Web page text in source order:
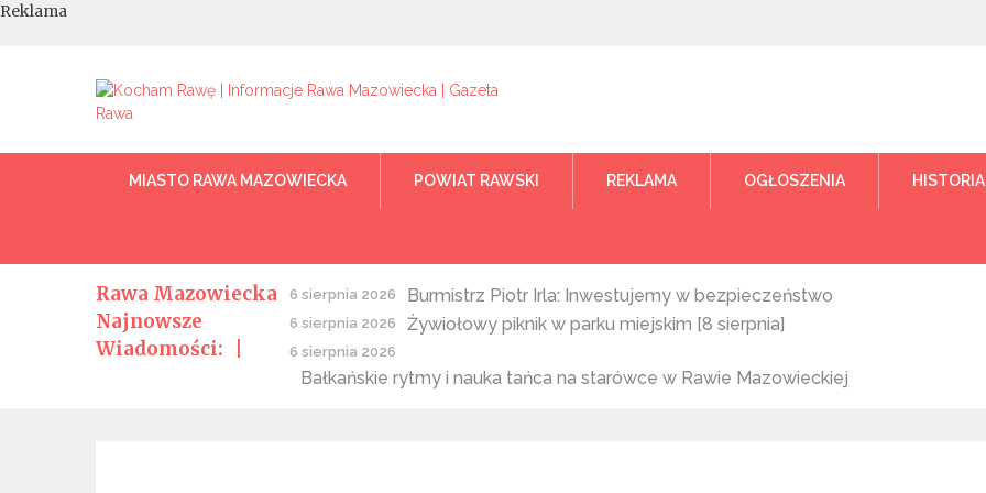
Skip
Reklama
Kocham Rawę | Informacje Rawa Mazowiecka | Gazeta
Kocham Rawę | Wiadomości Rawa Mazowiecka | Gazeta Kocham Rawę | Ogłoszenia Rawa | Biała Rawska
MIASTO RAWA MAZOWIECKA POWIAT RAWSKI REKLAMA OGŁOSZENIA HISTORIA
Rawa Mazowiecka
Najnowsze
Wiadomości:
6 sierpnia 2026 Burmistrz Piotr Irla: Inwestujemy w bezpieczeństwo
6 sierpnia 2026 Żywiołowy piknik w parku miejskim [8 sierpnia]
6 sierpnia 2026
Bałkańskie rytmy i nauka tańca na starówce w Rawie Mazowieckiej